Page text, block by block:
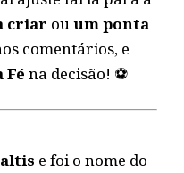
criar ou um ponta
comentários, e
Fé na decisão! ⚽
e foi o nome do